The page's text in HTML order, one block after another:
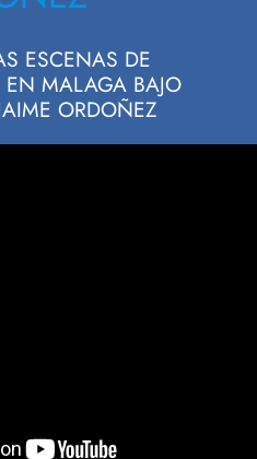
ESCENAS DE
MALAGA BAJO
ORDOÑEZ